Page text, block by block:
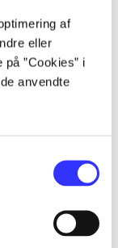
af
eller
”Cookies” i
anvendte